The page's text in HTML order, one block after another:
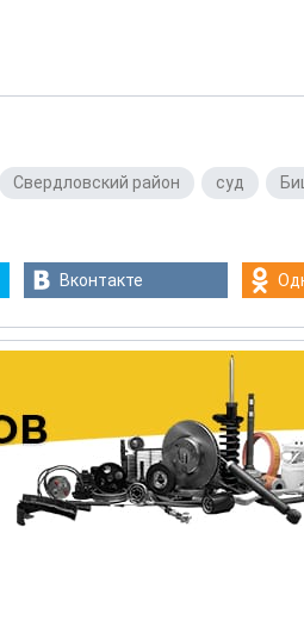
Свердловский район суд
Вконтакте